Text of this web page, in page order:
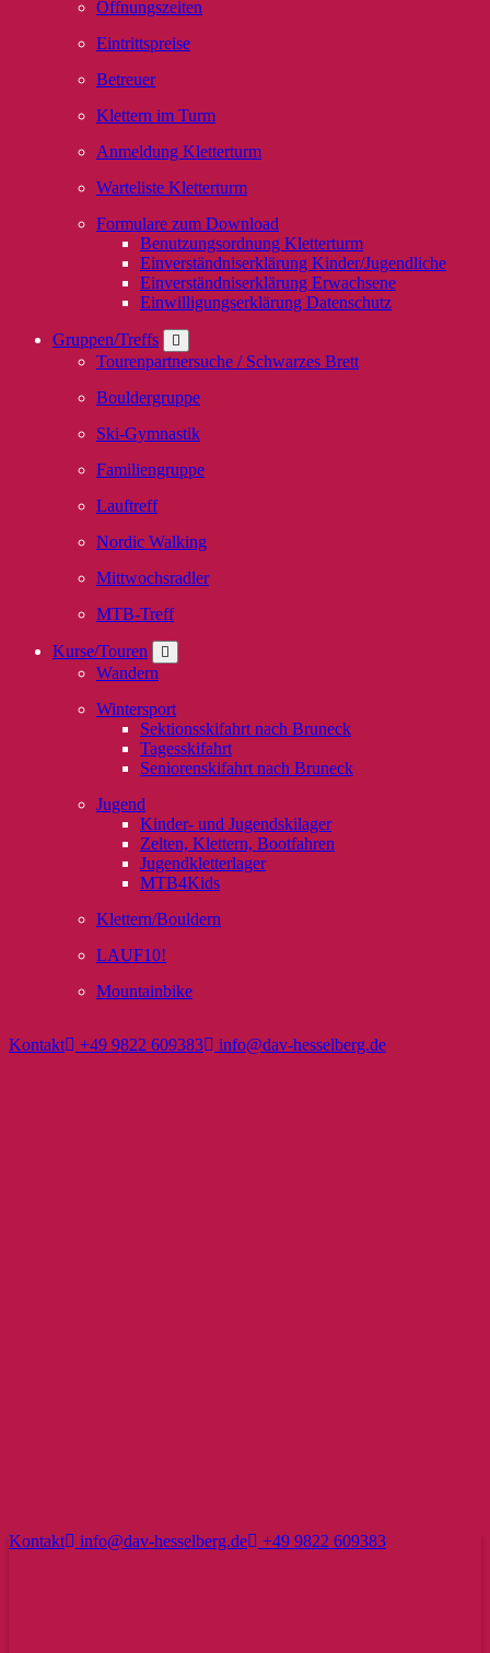
Öffnungszeiten
Eintrittspreise
Betreuer
Klettern im Turm
Anmeldung Kletterturm
Warteliste Kletterturm
Formulare zum Download
Benutzungsordnung Kletterturm
Einverständniserklärung Kinder/Jugendliche
Einverständniserklärung Erwachsene
Einwilligungserklärung Datenschutz
Gruppen/Treffs
Tourenpartnersuche / Schwarzes Brett
Bouldergruppe
Ski-Gymnastik
Familiengruppe
Lauftreff
Nordic Walking
Mittwochsradler
MTB-Treff
Kurse/Touren
Wandern
Wintersport
Sektionsskifahrt nach Bruneck
Tagesskifahrt
Seniorenskifahrt nach Bruneck
Jugend
Kinder- und Jugendskilager
Zelten, Klettern, Bootfahren
Jugendkletterlager
MTB4Kids
Klettern/Bouldern
LAUF10!
Mountainbike
Kontakt +49 9822 609383 info@dav-hesselberg.de
Kontakt info@dav-hesselberg.de +49 9822 609383